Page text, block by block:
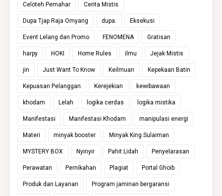
Celoteh Pemahar Cerita Mistis
Dupa Tjap Raja Omyang dupa. Eksekusi
Event Lelang dan Promo FENOMENA Gratisan
harpy HOKI Home Rules ilmu Jejak Mistis
jin Just Want To Know Keilmuan Kepekaan Batin
Kepuasan Pelanggan Kerejekian kewibawaan
khodam Lelah logika cerdas logika mistika
Manifestasi Manifestasi Khodam manipulasi energi
Materi minyak booster Minyak King Sulaiman
MYSTERY BOX Nyinyir Pahit Lidah Penyelarasan
Perawatan Pernikahan Plagiat Portal Ghoib
Produk dan Layanan Program jaminan bergaransi